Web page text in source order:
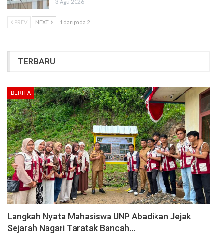
3 Agu 2026
PREV NEXT 1 daripada 2
TERBARU
BERITA
Langkah Nyata Mahasiswa UNP Abadikan Jejak
Sejarah Nagari Taratak Bancah…